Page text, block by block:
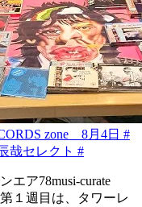
zone 8月4日 #
哉セレクト #
ア78musi-curate
１週目は、タワーレ